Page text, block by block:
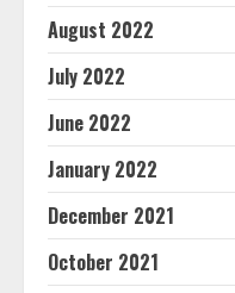
August 2022
July 2022
June 2022
January 2022
December 2021
October 2021